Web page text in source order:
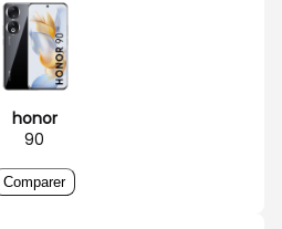
honor
90
Comparer